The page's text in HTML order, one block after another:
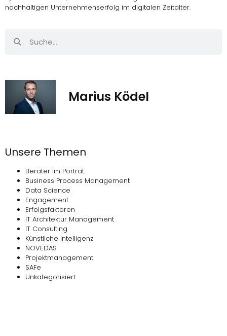
nachhaltigen Unternehmenserfolg im digitalen Zeitalter.
Marius Ködel
Unsere Themen
Berater im Porträt
Business Process Management
Data Science
Engagement
Erfolgsfaktoren
IT Architektur Management
IT Consulting
Künstliche Intelligenz
NOVEDAS
Projektmanagement
SAFe
Unkategorisiert